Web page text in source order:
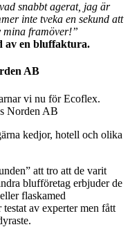
snabbt agerat, jag är
inte tveka en sekund att
mina framöver!”
av en bluffaktura.
AB
vi nu för Ecoflex.
Norden AB
kedjor, hotell och olika
att tro att de varit
blufföretag erbjuder de
flaskamed
av experter men fått